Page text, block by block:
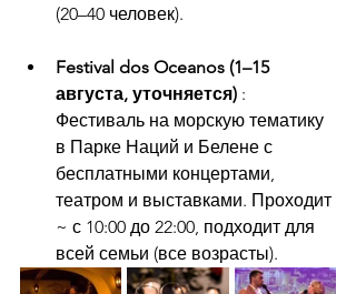
(20–40 человек).
Festival dos Oceanos (1–15
августа, уточняется) :
Фестиваль на морскую тематику
в Парке Наций и Белене с
бесплатными концертами,
театром и выставками. Проходит
~ с 10:00 до 22:00, подходит для
всей семьи (все возрасты).